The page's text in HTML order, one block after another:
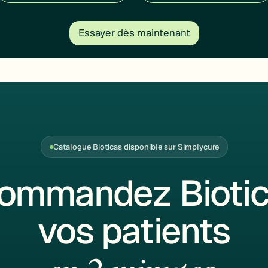
Essayer dès maintenant
Catalogue Bioticas disponible sur Simplycure
vos patients